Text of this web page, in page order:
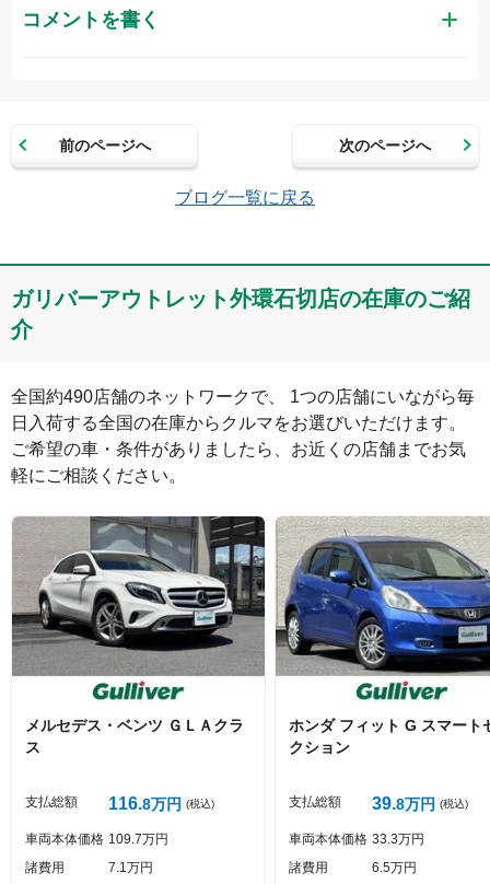
コメントを書く
メールアドレス（半角英数）
コメント
絵文字は投稿時に削除します 0文字/140文字
Captcha
前のページへ 次のページへ
ブログ一覧に戻る
ガリバーアウトレット外環石切店の在庫のご紹
介
全国約490店舗のネットワークで、 1つの店舗にいながら毎
日入荷する全国の在庫からクルマをお選びいただけます。
ご希望の車・条件がありましたら、お近くの店舗までお気
軽にご相談ください。
メルセデス・ベンツ ＧＬＡクラ
ス
支払総額 116 8万円 (税込)
車両本体価格 109 7万円
諸費用
7 1万円
ホンダ フィット G スマート
クション
支払総額 39 8万円 (税込)
車両本体価格 33 3万円
諸費用
6 5万円